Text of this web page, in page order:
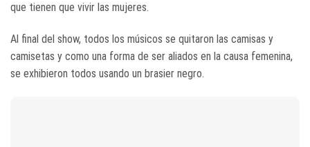
que tienen que vivir las mujeres.
Al final del show, todos los músicos se quitaron las camisas y
camisetas y como una forma de ser aliados en la causa femenina,
se exhibieron todos usando un brasier negro.